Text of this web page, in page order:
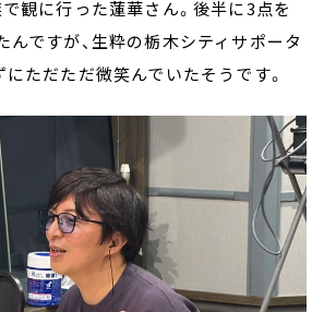
観に行った蓮華さん。後半に3点を
ですが、生粋の栃木シティサポータ
ただただ微笑んでいたそうです。